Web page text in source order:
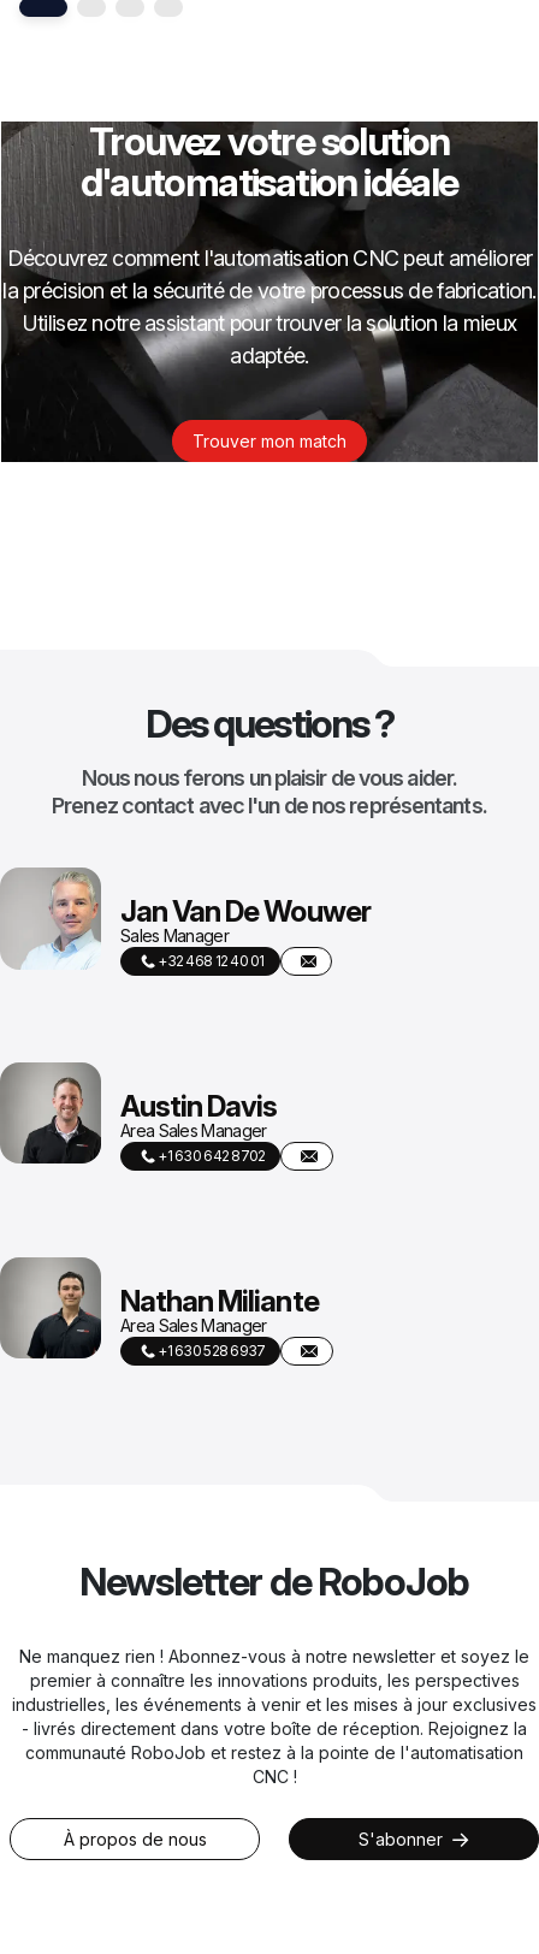
Trouvez votre solution
d'automatisation idéale
Découvrez comment l'automatisation CNC peut améliorer
la précision et la sécurité de votre processus de fabrication.
Utilisez notre assistant pour trouver la solution la mieux
adaptée.
Trouver mon match
Des questions ?
Nous nous ferons un plaisir de vous aider.
Prenez contact avec l'un de nos représentants.
Jan Van De Wouwer
Sales Manager
+32 468 12 40 01
Austin Davis
Area Sales Manager
+1 630 642 8702
Nathan Miliante
Area Sales Manager
+1 630 528 6937
Newsletter de RoboJob
Ne manquez rien ! Abonnez-vous à notre newsletter et soyez le
premier à connaître les innovations produits, les perspectives
industrielles, les événements à venir et les mises à jour exclusives
- livrés directement dans votre boîte de réception. Rejoignez la
communauté RoboJob et restez à la pointe de l'automatisation
CNC !
À propos de nous S'abonner